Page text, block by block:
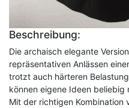
Beschreibung:
Die archaisch elegante
repräsentativen Anlässen
trotzt auch härteren
können eigene Ideen beliebig
Mit der richtigen Kombination